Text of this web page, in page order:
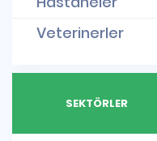
Veterinerler
SEKTÖRLER